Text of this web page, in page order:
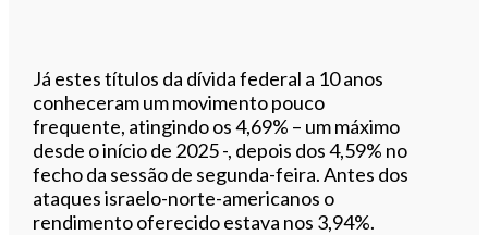
Já estes títulos da dívida federal a 10 anos
conheceram um movimento pouco
frequente, atingindo os 4,69% – um máximo
desde o início de 2025 -, depois dos 4,59% no
fecho da sessão de segunda-feira. Antes dos
ataques israelo-norte-americanos o
rendimento oferecido estava nos 3,94%.